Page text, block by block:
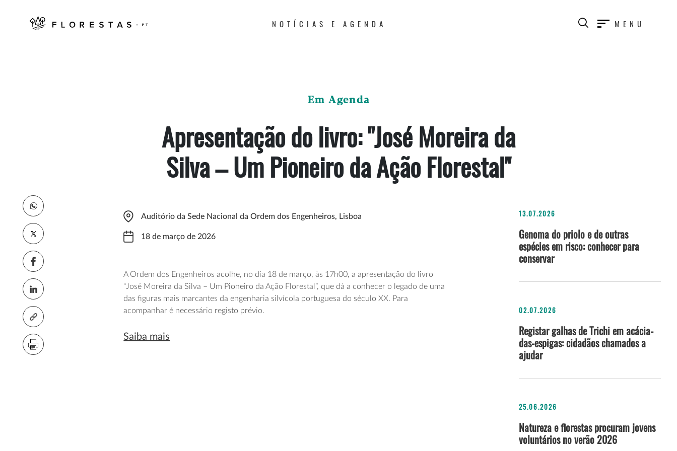
NOTÍCIAS E AGENDA MENU
Em Agenda
Apresentação do livro: "José Moreira da
Silva – Um Pioneiro da Ação Florestal"
Auditório da Sede Nacional da Ordem dos Engenheiros, Lisboa
18 de março de 2026
A Ordem dos Engenheiros acolhe, no dia 18 de março, às 17h00, a apresentação do livro
“José Moreira da Silva – Um Pioneiro da Ação Florestal”, que dá a conhecer o legado de uma
das figuras mais marcantes da engenharia silvícola portuguesa do século XX. Para
acompanhar é necessário registo prévio.
Saiba mais
13.07.2026
Genoma do priolo e de outras
espécies em risco: conhecer para
conservar
02.07.2026
Registar galhas de Trichi em acácia-
das-espigas: cidadãos chamados a
ajudar
25.06.2026
Natureza e florestas procuram jovens
voluntários no verão 2026